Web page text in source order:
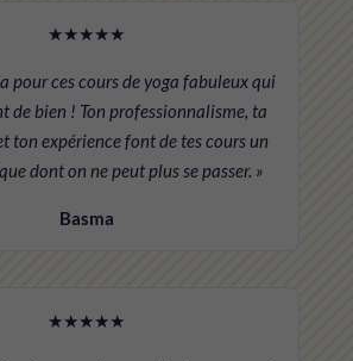
★★★★★
pour ces cours de yoga fabuleux qui
de bien ! Ton professionnalisme, ta
ton expérience font de tes cours un
dont on ne peut plus se passer. »
Basma
★★★★★